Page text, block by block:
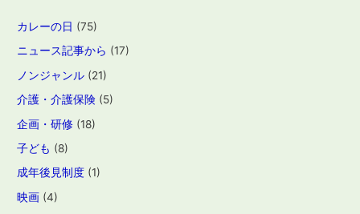
カレーの日 (75)
ニュース記事から (17)
ノンジャンル (21)
介護・介護保険 (5)
企画・研修 (18)
子ども (8)
成年後見制度 (1)
映画 (4)